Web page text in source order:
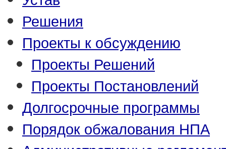
Решения
Проекты к обсуждению
Проекты Решений
Проекты Постановлений
Долгосрочные программы
Порядок обжалования НПА